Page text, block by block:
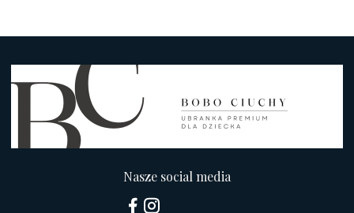
Nasze social media